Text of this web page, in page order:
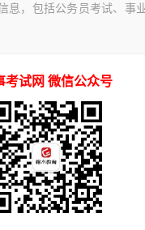
息，包括公务员考试、事
考试网 微信公众号